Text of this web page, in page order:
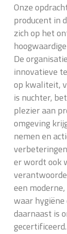
Onze
producent in
zich op het
De
innovatieve
op kwaliteit,
is nuchter,
plezier aan
omgeving
nemen en
er wordt ook
een
waar
daarnaast is
gecertificeerd.